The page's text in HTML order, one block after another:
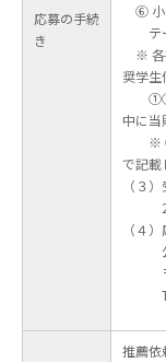
応募の手続
き
⑥ 小
テー
※ 各
奨学生
中に当
※
で記載
（３
（４
公益
〒
TEL
推薦依